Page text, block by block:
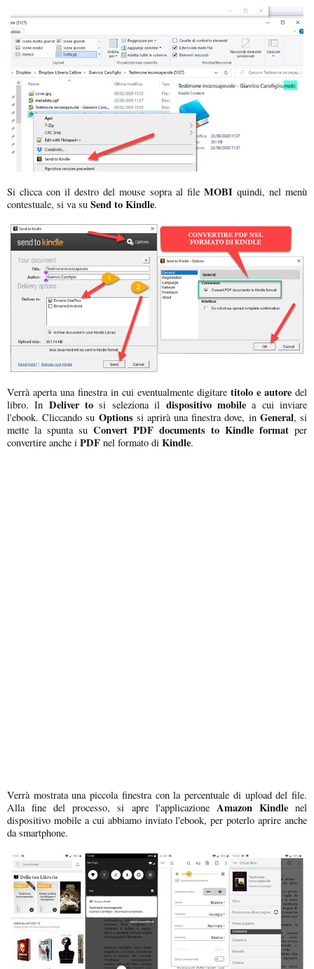
Si clicca con il destro del mouse sopra al fileMOBIquindi, nel menù
contestuale, si va su Send to Kindle.
Verrà aperta una finestra in cui eventualmente digitare titolo e autore del
libro. In Deliver to si seleziona il dispositivo mobilea cui inviare
l'ebook. Cliccando su Optionssi aprirà una finestra dove, inGeneral, si
mette la spunta su Convert PDF documents to Kindle format per
convertire anche i PDF nel formato di Kindle.
Verrà mostrata una piccola finestra con la percentuale di upload del file.
Alla fine del processo, si apre l'applicazione Amazon Kindlenel
dispositivo mobile a cui abbiamo inviato l'ebook, per poterlo aprire anche
da smartphone.